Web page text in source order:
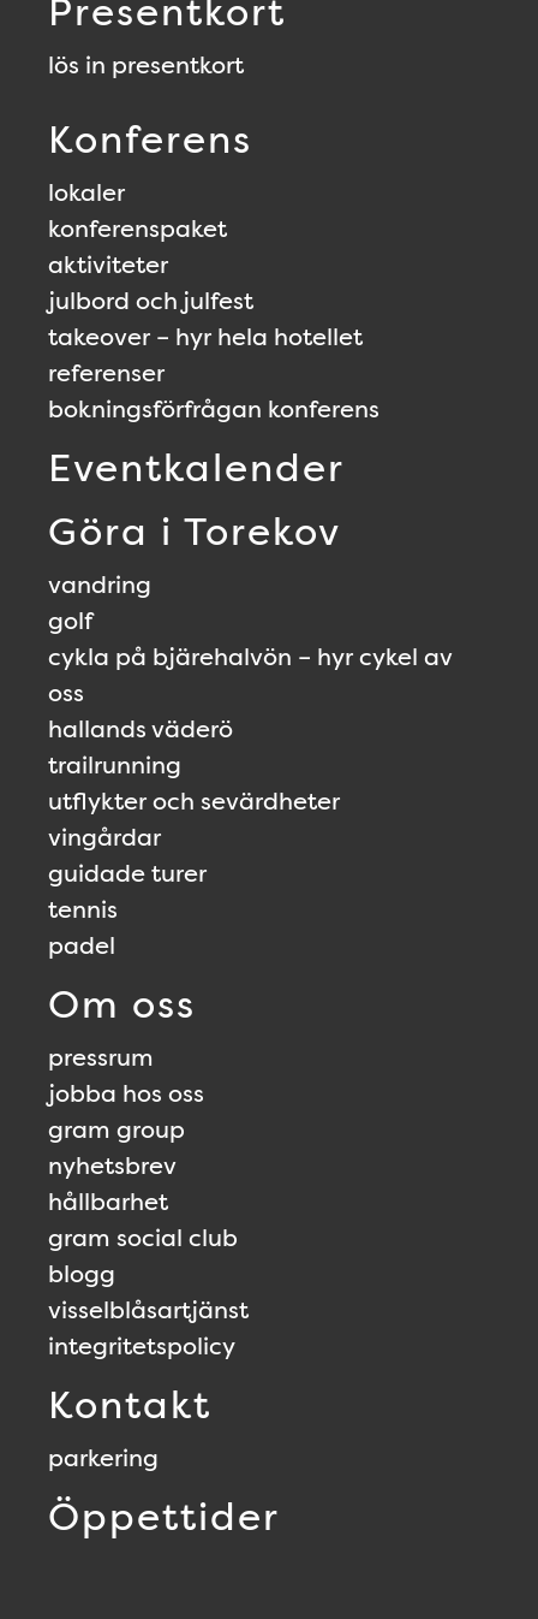
Presentkort
lös in presentkort
Konferens
lokaler
konferenspaket
aktiviteter
julbord och julfest
takeover – hyr hela hotellet
referenser
bokningsförfrågan konferens
Eventkalender
Göra i Torekov
vandring
golf
cykla på bjärehalvön – hyr cykel av
oss
hallands väderö
trailrunning
utflykter och sevärdheter
vingårdar
guidade turer
tennis
padel
Om oss
pressrum
jobba hos oss
gram group
nyhetsbrev
hållbarhet
gram social club
blogg
visselblåsartjänst
integritetspolicy
Kontakt
parkering
Öppettider